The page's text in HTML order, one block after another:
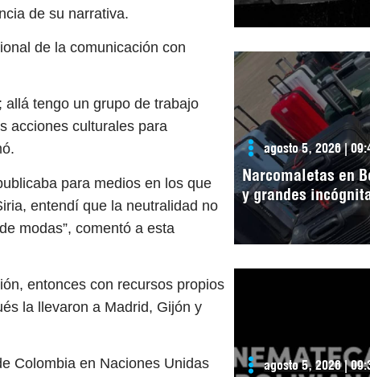
de su narrativa.
de la comunicación con
allá tengo un grupo de trabajo
acciones culturales para
para medios en los que
entendí que la neutralidad no
modas”, comentó a esta
entonces con recursos propios
la llevaron a Madrid, Gijón y
Colombia en Naciones Unidas
agosto 5, 2026 |
Narcomaletas en
y grandes
agosto 5, 2026 |